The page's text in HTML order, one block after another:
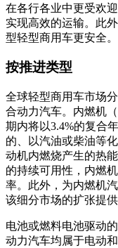
在各行各业中更受欢
实现高效的运输。此
型轻型商用车更安全。
按推进类型
全球轻型商用车市场分
合动力汽车。内燃机
期内将以3.4%的复合
的、以汽油或柴油等
动机内燃烧产生的热
的持续可用性，内燃
率。此外，为内燃机
该细分市场的扩张提供
电池或燃料电池驱动
动力汽车均属于电动